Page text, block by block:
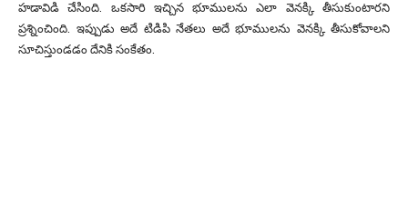
హడావిడి చేసింది. ఒకసారి ఇచ్చిన భూములను ఎలా వెనక్కి తీసుకుంటారని
ప్రశ్నించింది. ఇప్పుడు అదే టిడిపి నేతలు అదే భూములను వెనక్కి తీసుకోవాలని
సూచిస్తుండడం దేనికి సంకేతం.